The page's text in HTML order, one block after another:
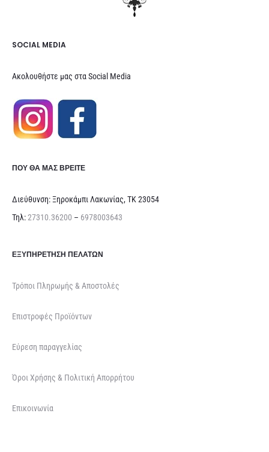
SOCIAL MEDIA
Ακολουθήστε μας στα Social Media
ΠΟΥ ΘΑ ΜΑΣ ΒΡΕΊΤΕ
Διεύθυνση: Ξηροκάμπι Λακωνίας, ΤΚ 23054
Τηλ:27310.36200 – 6978003643
ΕΞΥΠΗΡΈΤΗΣΗ ΠΕΛΑΤΏΝ
Τρόποι Πληρωμής & Αποστολές
Επιστροφές Προϊόντων
Εύρεση παραγγελίας
Όροι Χρήσης & Πολιτική Απορρήτου
Επικοινωνία